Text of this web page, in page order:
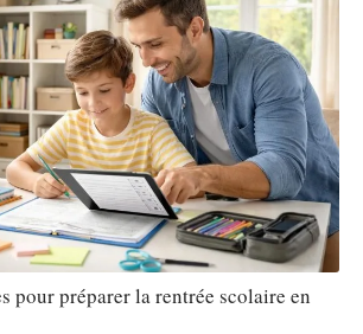
pour préparer la rentrée scolaire en